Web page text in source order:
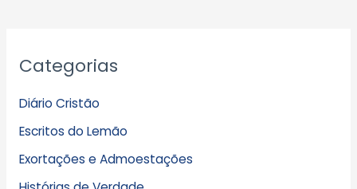
Categorias
Diário Cristão
Escritos do Lemão
Exortações e Admoestações
r
i
v